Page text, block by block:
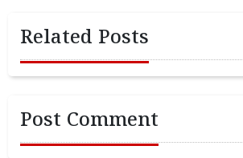
Related Posts
Post Comment